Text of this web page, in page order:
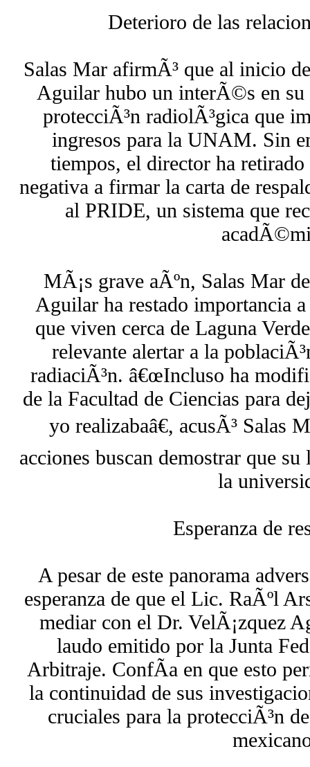
Deterioro de las
Salas Mar afirmÃ³ que al inicio
Aguilar hubo un interÃ©s en su
protecciÃ³n radiolÃ³gica que
ingresos para la UNAM. Sin
tiempos, el director ha
negativa a firmar la carta de
al PRIDE, un sistema que
MÃ¡s grave aÃºn, Salas Mar
Aguilar ha restado importancia
que viven cerca de Laguna
relevante alertar a la
radiaciÃ³n. â€œIncluso ha
de la Facultad de Ciencias para
yo realizabaâ€, acusÃ³ Salas
acciones buscan demostrar que
la
Esperanza de
A pesar de este panorama
esperanza de que el Lic. RaÃºl
mediar con el Dr. VelÃ¡zquez
laudo emitido por la Junta
Arbitraje. ConfÃ­a en que esto
la continuidad de sus
cruciales para la protecciÃ³n